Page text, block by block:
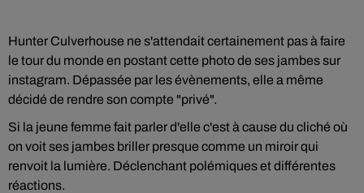
Hunter Culverhouse ne s'attendait certainement pas à faire
le tour du monde en postant cette photo de ses jambes sur
instagram. Dépassée par les évènements, elle a même
décidé de rendre son compte "privé".
Si la jeune femme fait parler d'elle c'est à cause du cliché où
on voit ses jambes briller presque comme un miroir qui
renvoit la lumière. Déclenchant polémiques et différentes
réactions.